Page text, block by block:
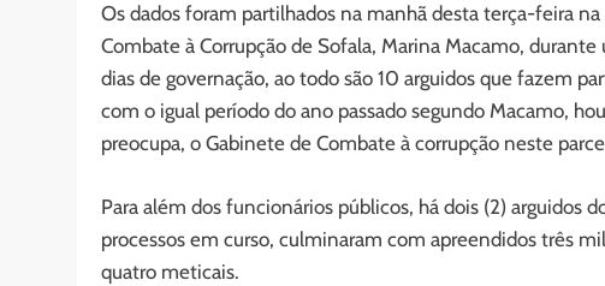
Os dados foram partilhados na manhã desta terça-feira
Combate à Corrupção de Sofala, Marina Macamo,
dias de governação, ao todo são 10 arguidos que fazem
com o igual período do ano passado segundo Macamo,
preocupa, o Gabinete de Combate à corrupção neste
Para além dos funcionários públicos, há dois (2) arguidos
processos em curso, culminaram com apreendidos três
quatro meticais.